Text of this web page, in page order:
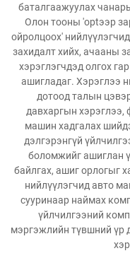
баталгаажуулах
Олон тооны 'optээр
ойролцоох'
захидалт хийх, ачааны
хэрэглэгчдэд олгох
ашигладаг. Хэрэглээ
дотоод талын
давхаргын хэрэглээ,
машин хадгалах
дэлгэрэнгүй
боломжийг ашиглан
байлгах, ашиг орлогыг
нийлүүлэгчид авто
сууринаар наймах
үйлчилгээний
мэргэжлийн түвшний үр